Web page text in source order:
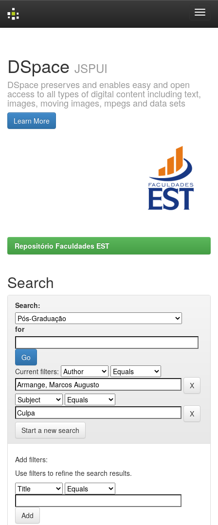
DSpace JSPUI
DSpace preserves and enables easy and open
access to all types of digital content including text,
images, moving images, mpegs and data sets
Learn More
Repositório Faculdades EST
Search
Search:
for
Current filters:
Start a new search
Add filters:
Use filters to refine the search results.